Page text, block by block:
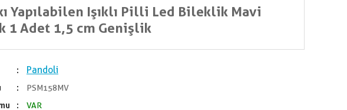
Yapılabilen Işıklı Pilli Led Bileklik Mavi
1 Adet 1,5 cm Genişlik
Pandoli
PSM158MV
VAR